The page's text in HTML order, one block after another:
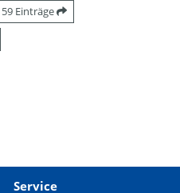
59 Einträge
Service